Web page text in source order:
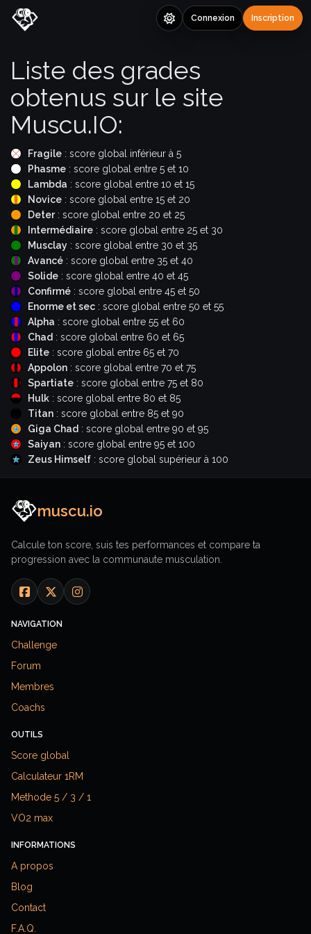
Connexion Inscription
Liste des grades
obtenus sur le site
Muscu.IO:
Fragile : score global inférieur à 5
Phasme : score global entre 5 et 10
Lambda : score global entre 10 et 15
Novice : score global entre 15 et 20
Deter: score global entre 20 et 25
Intermédiaire : score global entre 25 et 30
Musclay : score global entre 30 et 35
Avancé : score global entre 35 et 40
Solide : score global entre 40 et 45
Confirmé : score global entre 45 et 50
Enorme et sec : score global entre 50 et 55
Alpha : score global entre 55 et 60
Chad : score global entre 60 et 65
Elite : score global entre 65 et 70
Appolon : score global entre 70 et 75
Spartiate : score global entre 75 et 80
Hulk : score global entre 80 et 85
Titan : score global entre 85 et 90
Giga Chad : score global entre 90 et 95
Saiyan : score global entre 95 et 100
Zeus Himself : score global supérieur à 100
muscu.io
Calcule ton score, suis tes performances et compare ta
progression avec la communaute musculation.
NAVIGATION
Challenge
Forum
Membres
Coachs
OUTILS
Score global
Calculateur 1RM
Methode 5 / 3 / 1
VO2 max
INFORMATIONS
A propos
Blog
Contact
F.A.Q.